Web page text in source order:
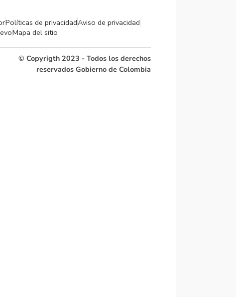
Políticas de privacidadAviso de privacidad
Mapa del sitio
© Copyrigth 2023 - Todos los derechos
reservados Gobierno de Colombia